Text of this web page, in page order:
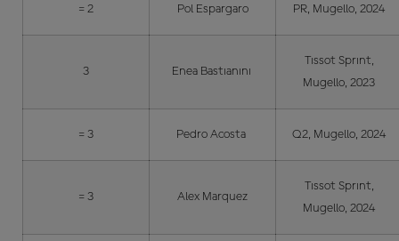
= 2 Pol Espargaro PR, Mugello, 2024
3 Enea Bastianini
Tissot Sprint,
Mugello, 2023
= 3 Pedro Acosta Q2, Mugello, 2024
= 3 Alex Marquez
Tissot Sprint,
Mugello, 2024